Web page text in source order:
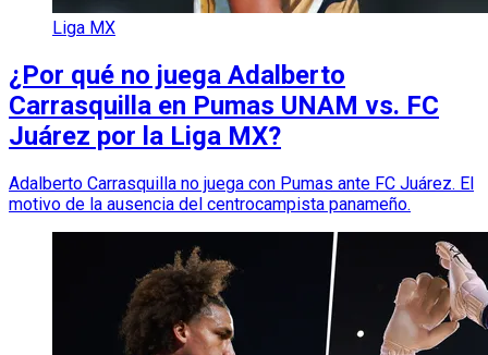
Liga MX
¿Por qué no juega Adalberto
Carrasquilla en Pumas UNAM vs. FC
Juárez por la Liga MX?
Adalberto Carrasquilla no juega con Pumas ante FC Juárez. El
motivo de la ausencia del centrocampista panameño.